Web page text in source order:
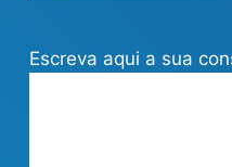
Escreva aqui a sua